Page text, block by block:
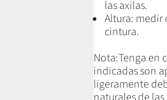
las axilas.
Altura: medir
cintura.
Nota:Tenga en
indicadas son
ligeramente